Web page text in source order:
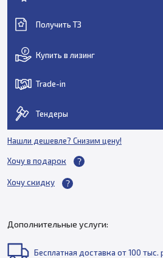
Получить ТЗ
Купить в лизинг
Trade-in
Тендеры
Нашли дешевле? Снизим цену!
Хочу в подарок
Хочу скидку
Дополнительные услуги:
Бесплатная доставка от 100 тыс.